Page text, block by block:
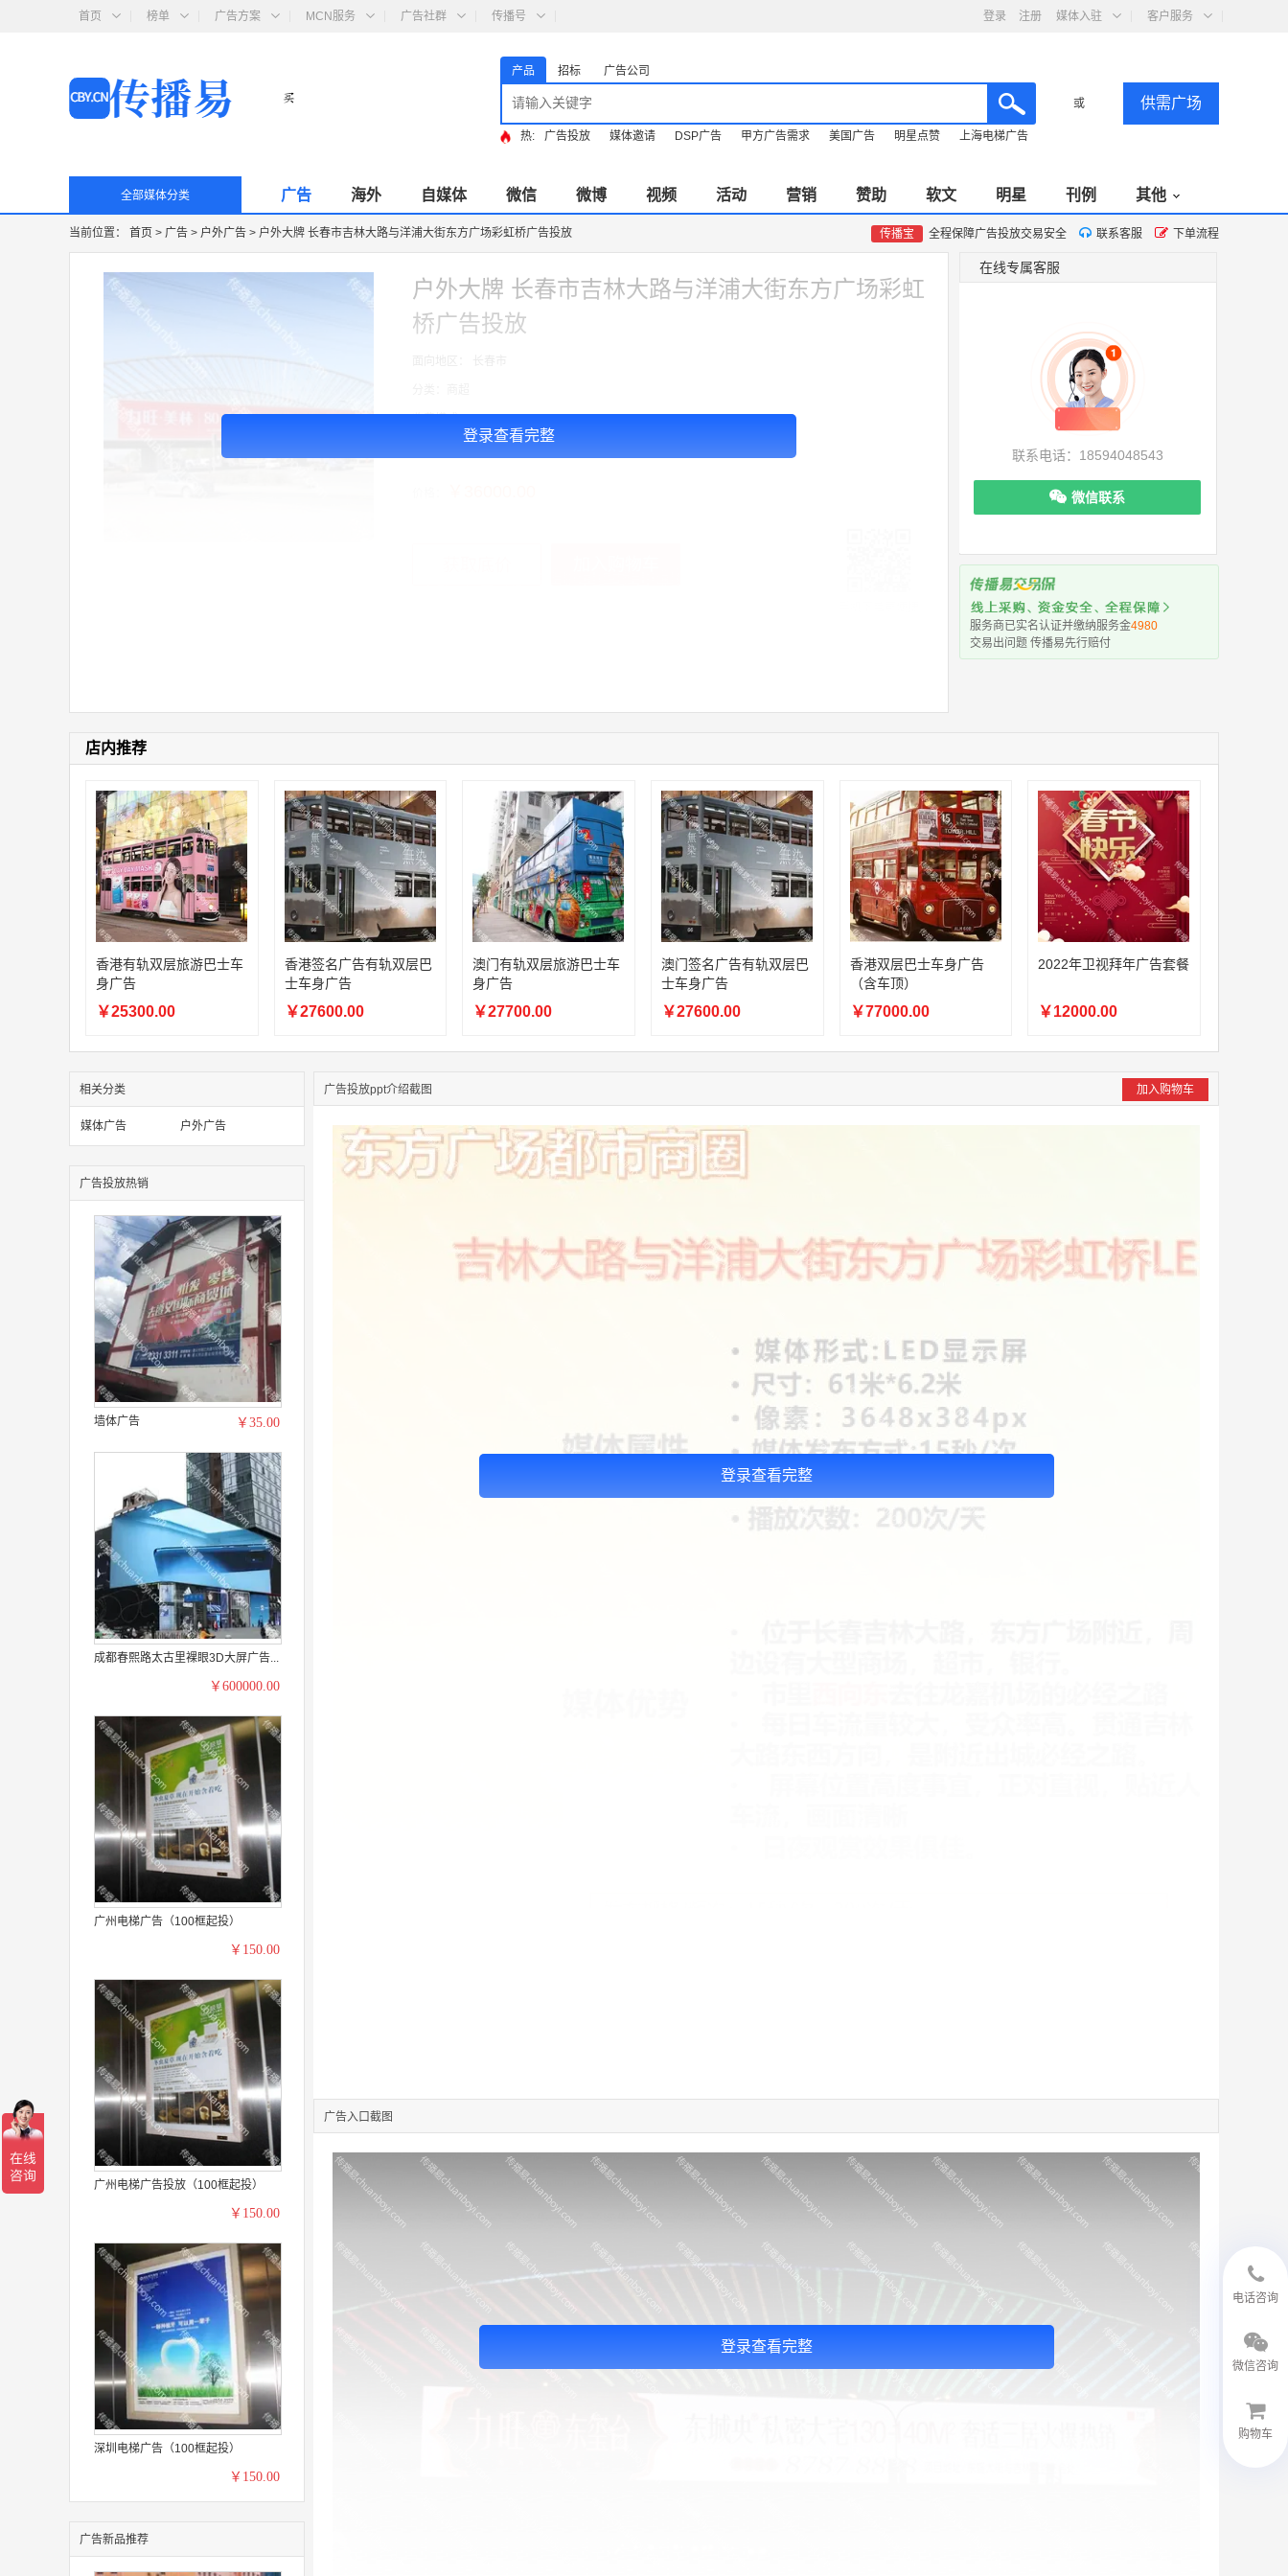
首页 榜单 广告方案 MCN服务 广告社群 传播号 登录 注册 媒体入驻 客户服务
产品 招标 广告公司
或 供需广场
热: 广告投放 媒体邀请 DSP广告 甲方广告需求 美国广告 明星点赞 上海电梯广告
全部媒体分类 广告 海外 自媒体 微信 微博 视频 活动 营销 赞助 软文 明星 刊例 其他
当前位置： 首页 > 广告 > 户外广告 > 户外大牌 长春市吉林大路与洋浦大街东方广场彩虹桥广告投放 传播宝 全程保障广告投放交易安全 联系客服 下单流程
登录查看完整
户外大牌 长春市吉林大路与洋浦大街东方广场彩虹
桥广告投放
06:11:20
166****9198 联系了该媒体所在商家
05:17:23
182****1341
联系了该媒体所在商家
05:13:40
159****9700 联系了该媒体所在商家
08:52:47
155****6115 联系了该媒体所在商家
03:27:46 181****7631 联系了该媒体所在商家
03:18:49 173****0620 联系了该媒体所在商家
03:20:56 156****3374 联系了该媒体所在商家
03:42:33 158****0746 联系了该媒体所在商家
01:59:39 189****2617
联系了该媒体所在商家
12:40:20 177****7961
联系了该媒体所在商家
04:16:44 181****0078 联系了该媒体所在商家
在线专属客服
联系电话：18594048543
微信联系
服务商已实名认证并缴纳服务金4980
交易出问题 传播易先行赔付
店内推荐
香港有轨双层旅游巴士车
身广告
￥25300.00
香港签名广告有轨双层巴
士车身广告
￥27600.00
澳门有轨双层旅游巴士车
身广告
￥27700.00
澳门签名广告有轨双层巴
士车身广告
￥27600.00
香港双层巴士车身广告
（含车顶）
￥77000.00
2022年卫视拜年广告套餐
￥12000.00
相关分类
媒体广告 户外广告
广告投放热销
墙体广告 ￥35.00
成都春熙路太古里裸眼3D大屏广告...
￥600000.00
广州电梯广告（100框起投）
￥150.00
广州电梯广告投放（100框起投）
￥150.00
深圳电梯广告（100框起投）
￥150.00
广告新品推荐
广告投放ppt介绍截图 加入购物车
登录查看完整
广告入口截图
登录查看完整
电话咨询
微信咨询
购物车